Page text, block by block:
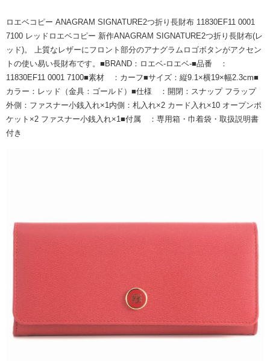
ロエベコピー ANAGRAM SIGNATURE2つ折り長財布 11830EF11 0001
7100 レッドロエベコピー 新作ANAGRAM SIGNATURE2つ折り長財布(レ
ッド)。 上質なレザーにフロント部分のアナグラムロゴボタンがアクセン
トの使い易い長財布です。■BRAND：ロエベ-ロエベ-■品番 ：
11830EF11 0001 7100■素材 ：カーフ■サイズ：縦9.1×横19×幅2.3cm■
カラー：レッド（金具：ゴールド）■仕様 ：開閉：スナップ フラップ
外側：ファスナー小銭入れ×1内側：札入れ×2 カード入れ×10 オープンポ
ケット×2 ファスナー小銭入れ×1■付属 ：専用箱・巾着袋・取扱説明書
付き